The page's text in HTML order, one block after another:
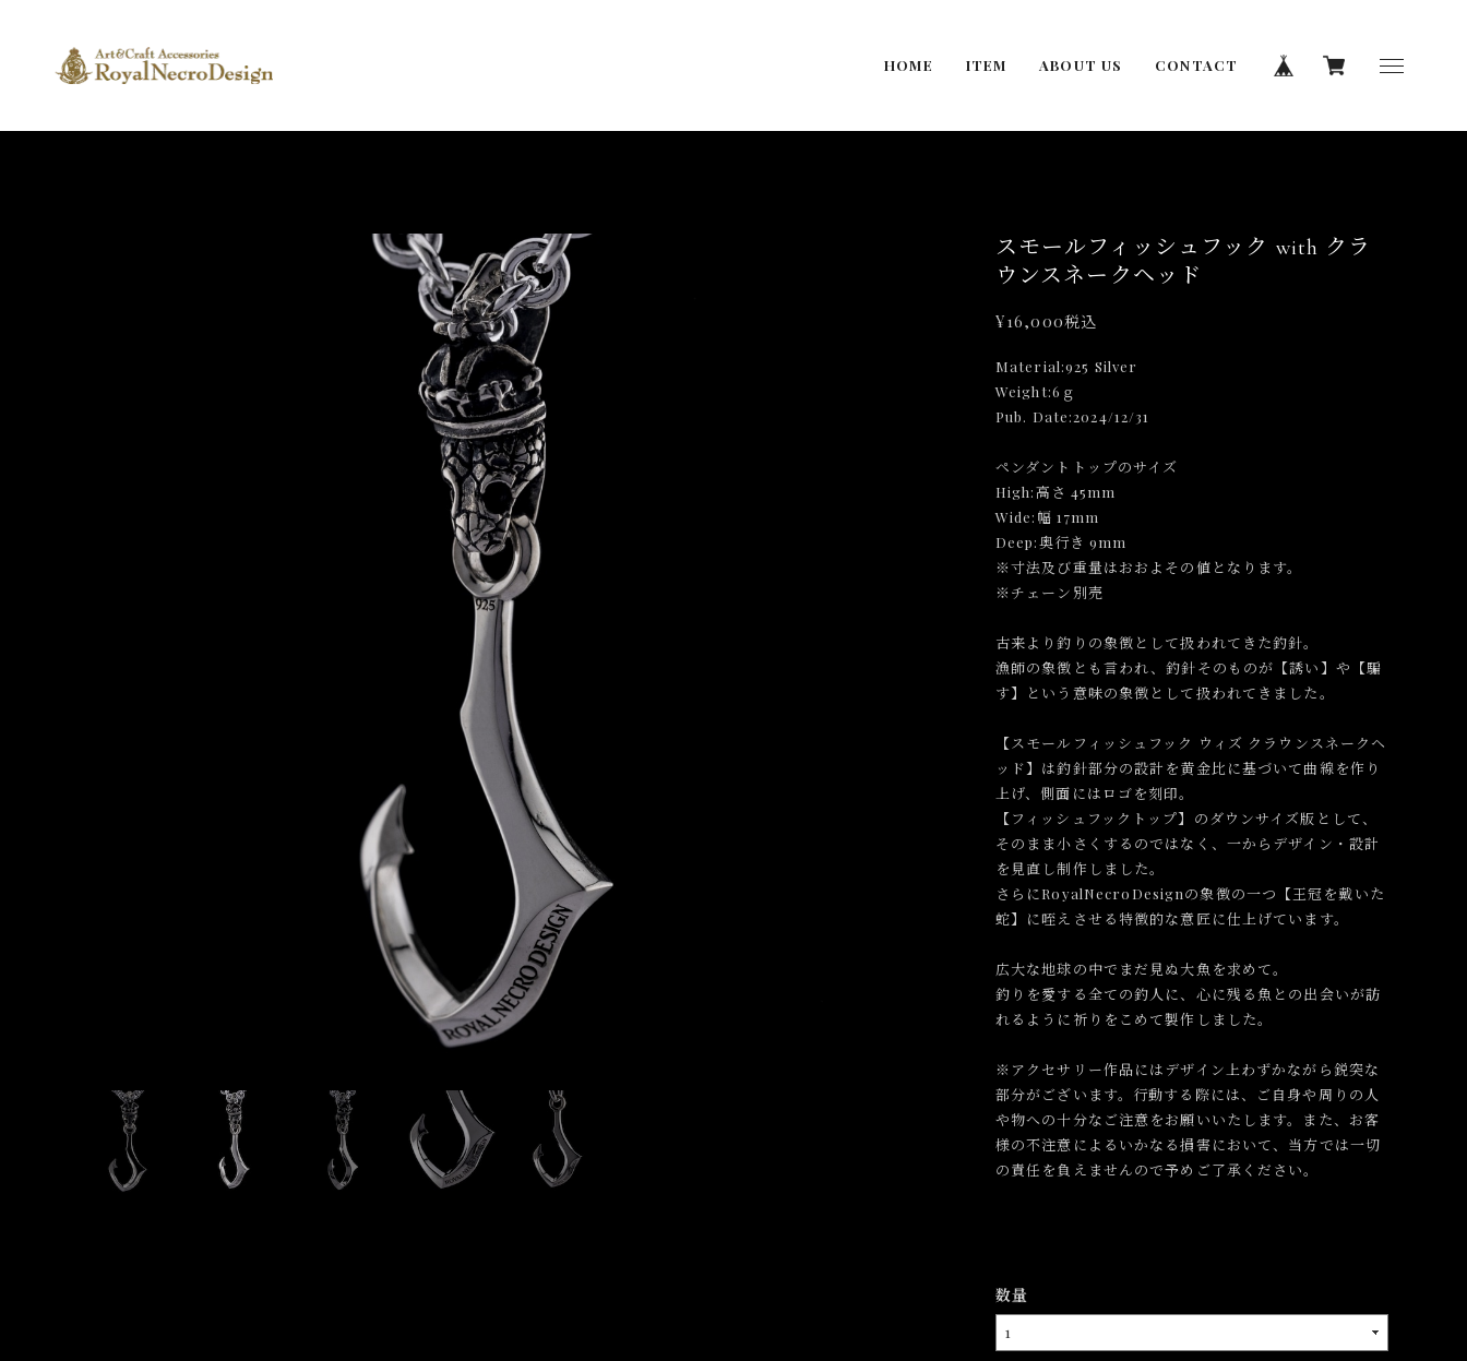
HOME ITEM ABOUT US CONTACT
スモールフィッシュフック with クラ
ウンスネークヘッド
¥16,000税込
Material:925 Silver
Weight:6ｇ
Pub. Date:2024/12/31
ペンダントトップのサイズ
High:高さ 45mm
Wide:幅 17mm
Deep:奥行き 9mm
※寸法及び重量はおおよその値となります。
※チェーン別売
古来より釣りの象徴として扱われてきた釣針。
漁師の象徴とも言われ、釣針そのものが【誘い】や【騙
す】という意味の象徴として扱われてきました。
【スモールフィッシュフック ウィズ クラウンスネークヘ
ッド】は釣針部分の設計を黄金比に基づいて曲線を作り
上げ、側面にはロゴを刻印。
【フィッシュフックトップ】のダウンサイズ版として、
そのまま小さくするのではなく、一からデザイン・設計
を見直し制作しました。
さらにRoyalNecroDesignの象徴の一つ【王冠を戴いた
蛇】に咥えさせる特徴的な意匠に仕上げています。
広大な地球の中でまだ見ぬ大魚を求めて。
釣りを愛する全ての釣人に、心に残る魚との出会いが訪
れるように祈りをこめて製作しました。
※アクセサリー作品にはデザイン上わずかながら鋭突な
部分がございます。行動する際には、ご自身や周りの人
や物への十分なご注意をお願いいたします。また、お客
様の不注意によるいかなる損害において、当方では一切
の責任を負えませんので予めご了承ください。
数量